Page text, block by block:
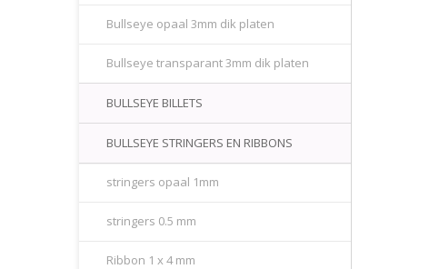
Bullseye opaal 3mm dik platen
Bullseye transparant 3mm dik platen
BULLSEYE BILLETS
BULLSEYE STRINGERS EN RIBBONS
stringers opaal 1mm
stringers 0.5 mm
Ribbon 1 x 4 mm